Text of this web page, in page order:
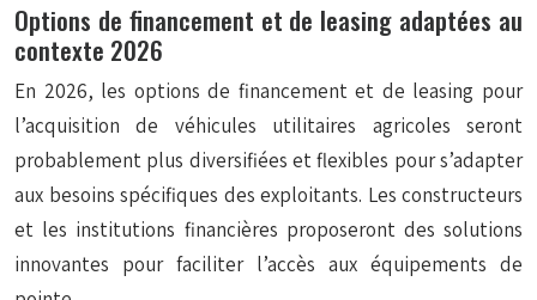
Options de financement et de leasing adaptées au
contexte 2026
En 2026, les options de financement et de leasing pour
l’acquisition de véhicules utilitaires agricoles seront
probablement plus diversifiées et flexibles pour s’adapter
aux besoins spécifiques des exploitants. Les constructeurs
et les institutions financières proposeront des solutions
innovantes pour faciliter l’accès aux équipements de